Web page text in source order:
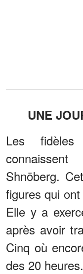
UNE
Les
Shnöberg.
figures qui
Elle y a
après avoir
Cinq où
des 20 heures.